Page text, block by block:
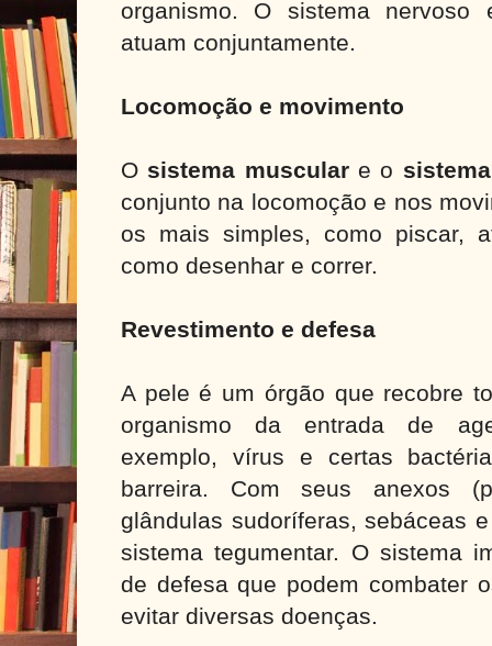
organismo. O sistema nervoso
atuam conjuntamente.
Locomoção e movimento
O sistema musculare o
conjunto na locomoção e nos
os mais simples, como piscar,
como desenhar e correr.
Revestimento e defesa
A pele é um órgão que recobre
organismo da entrada de
exemplo, vírus e certas
barreira. Com seus anexos
glândulas sudoríferas, sebáceas
sistema tegumentar. O sistema
de defesa que podem combater
evitar diversas doenças.